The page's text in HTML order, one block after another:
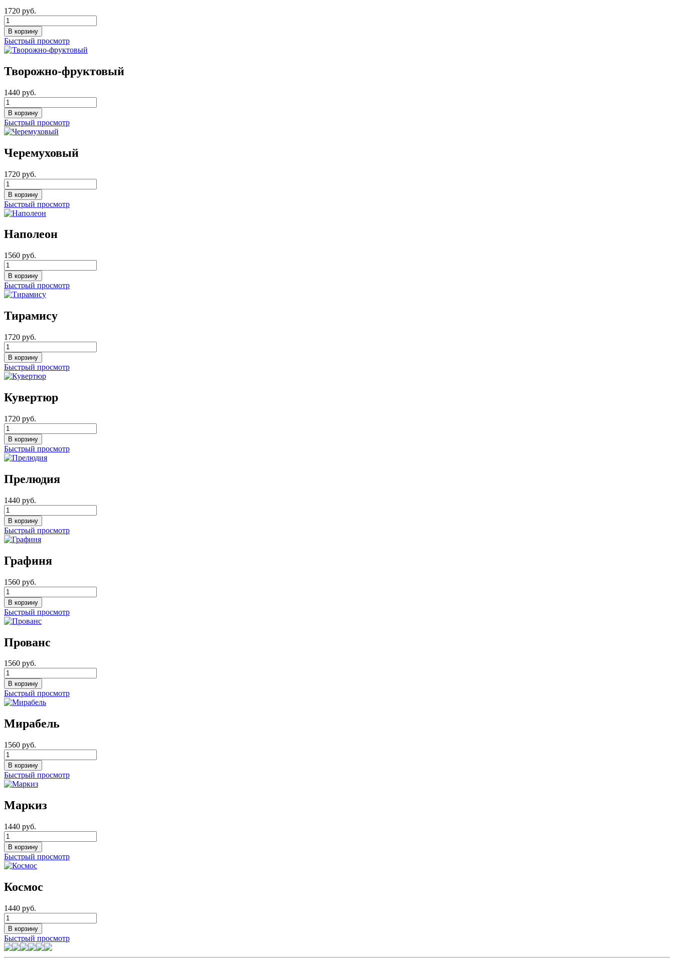
1720 руб.
Быстрый просмотр
Творожно-фруктовый
1440 руб.
Быстрый просмотр
Черемуховый
1720 руб.
Быстрый просмотр
Наполеон
1560 руб.
Быстрый просмотр
Тирамису
1720 руб.
Быстрый просмотр
Кувертюр
1720 руб.
Быстрый просмотр
Прелюдия
1440 руб.
Быстрый просмотр
Графиня
1560 руб.
Быстрый просмотр
Прованс
1560 руб.
Быстрый просмотр
Мирабель
1560 руб.
Быстрый просмотр
Маркиз
1440 руб.
Быстрый просмотр
Космос
1440 руб.
Быстрый просмотр